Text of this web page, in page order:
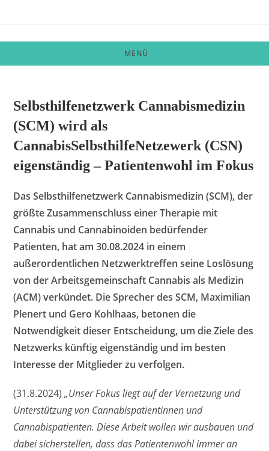
MENÜ
Selbsthilfenetzwerk Cannabismedizin
(SCM) wird als
CannabisSelbsthilfeNetzewerk (CSN)
eigenständig – Patientenwohl im Fokus
Das Selbsthilfenetzwerk Cannabismedizin (SCM), der
größte Zusammenschluss einer Therapie mit
Cannabis und Cannabinoiden bedürfender
Patienten, hat am 30.08.2024 in einem
außerordentlichen Netzwerktreffen seine Loslösung
von der Arbeitsgemeinschaft Cannabis als Medizin
(ACM) verkündet. Die Sprecher des SCM, Maximilian
Plenert und Gero Kohlhaas, betonen die
Notwendigkeit dieser Entscheidung, um die Ziele des
Netzwerks künftig eigenständig und im besten
Interesse der Mitglieder zu verfolgen.
(31.8.2024)„Unser Fokus liegt auf der Vernetzung und
Unterstützung von Cannabispatientinnen und
Cannabispatienten. Diese Arbeit wollen wir ausbauen und
dabei sicherstellen, dass das Patientenwohl immer an